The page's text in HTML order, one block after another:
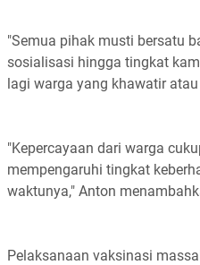
"Semua pihak musti bersatu
sosialisasi hingga tingkat
lagi warga yang khawatir
"Kepercayaan dari warga
mempengaruhi tingkat
waktunya," Anton
Pelaksanaan vaksinasi